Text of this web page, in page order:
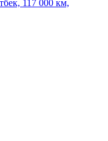
117 000 км,